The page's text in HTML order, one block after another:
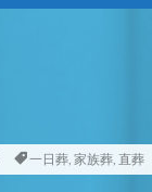
一日葬, 家族葬, 直葬